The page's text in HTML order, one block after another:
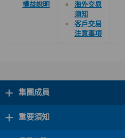
權益說明
海外交易
須知
客戶交易
注意事項
+ 集團成員
+ 重要須知